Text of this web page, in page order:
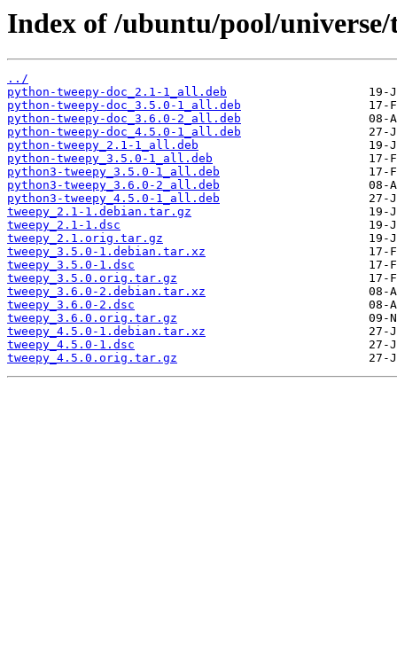
Index of /ubuntu/pool/
../
python-tweepy-doc_2.1-1_all.deb
python-tweepy-doc_3.5.0-1_all.deb
python-tweepy-doc_3.6.0-2_all.deb
python-tweepy-doc_4.5.0-1_all.deb
python-tweepy_2.1-1_all.deb
python-tweepy_3.5.0-1_all.deb
python3-tweepy_3.5.0-1_all.deb
python3-tweepy_3.6.0-2_all.deb
python3-tweepy_4.5.0-1_all.deb
tweepy_2.1-1.debian.tar.gz
tweepy_2.1-1.dsc
tweepy_2.1.orig.tar.gz
tweepy_3.5.0-1.debian.tar.xz
tweepy_3.5.0-1.dsc
tweepy_3.5.0.orig.tar.gz
tweepy_3.6.0-2.debian.tar.xz
tweepy_3.6.0-2.dsc
tweepy_3.6.0.orig.tar.gz
tweepy_4.5.0-1.debian.tar.xz
tweepy_4.5.0-1.dsc
tweepy_4.5.0.orig.tar.gz